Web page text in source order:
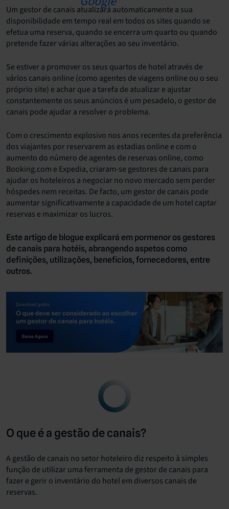
Um gestor de canais atualizará automaticamente a sua
disponibilidade em tempo real em todos os sites quando se
efetua uma reserva, quando se encerra um quarto ou quando
pretende fazer várias alterações ao seu inventário.
Se estiver a promover os seus quartos de hotel através de
vários canais online (como agentes de viagens online ou o seu
próprio site) e achar que a tarefa de atualizar e ajustar
constantemente os seus anúncios é um pesadelo, o gestor de
canais pode ajudar a resolver o problema.
Com o crescimento explosivo nos anos recentes da preferência
dos viajantes por reservarem as estadias online e com o
aumento do número de agentes de reservas online, como
Booking.com e Expedia, criaram-se gestores de canais para
ajudar os hoteleiros a negociar no novo mercado sem perder
hóspedes nem receitas. De facto, um gestor de canais pode
aumentar significativamente a capacidade de um hotel captar
reservas e maximizar os lucros.
Este artigo de blogue explicará em pormenor os gestores
de canais para hotéis, abrangendo aspetos como
definições, utilizações, benefícios, fornecedores, entre
outros.
O que é a gestão de canais?
A gestão de canais no setor hoteleiro diz respeito à simples
função de utilizar uma ferramenta de gestor de canais para
fazer e gerir o inventário do hotel em diversos canais de
reservas.